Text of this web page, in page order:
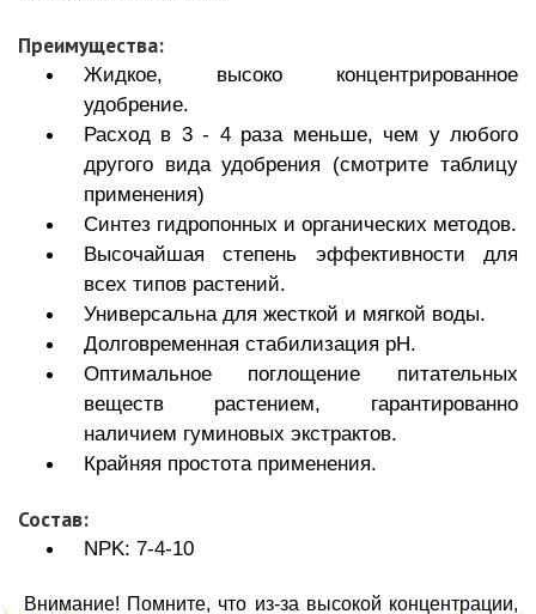
Преимущества:
Жидкое, высоко концентрированное
удобрение.
Расход в 3 - 4 раза меньше, чем у любого
другого вида удобрения (смотрите таблицу
применения)
Синтез гидропонных и органических методов.
Высочайшая степень эффективности для
всех типов растений.
Универсальна для жесткой и мягкой воды.
Долговременная стабилизация рН.
Оптимальное поглощение питательных
веществ растением, гарантированно
наличием гуминовых экстрактов.
Крайняя простота применения.
Состав:
NPK: 7-4-10
Внимание! Помните, что из-за высокой концентрации,